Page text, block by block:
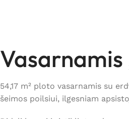
Vasarnamis
54,17 m² ploto vasarnamis su
šeimos poilsiui, ilgesniam